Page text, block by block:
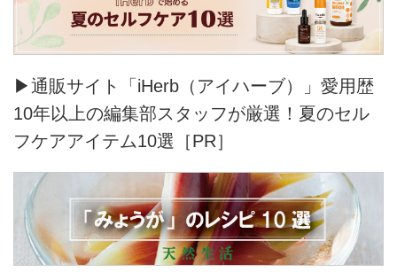
▶通販サイト「iHerb（アイハーブ）」愛用歴
10年以上の編集部スタッフが厳選！夏のセル
フケアアイテム10選［PR］